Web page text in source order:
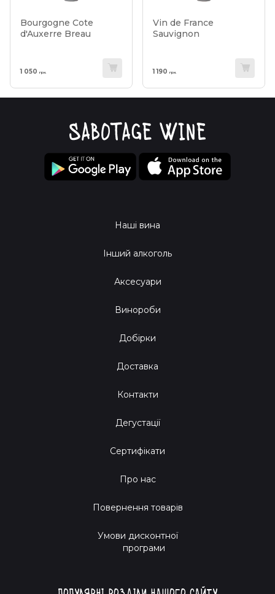
Bourgogne Cote
d'Auxerre Breau
1 050 грн.
Vin de France
Sauvignon
1 190 грн.
Наші вина
Інший алкоголь
Аксесуари
Винороби
Добірки
Доставка
Контакти
Дегустації
Сертифікати
Про нас
Повернення товарів
Умови дисконтної
програми